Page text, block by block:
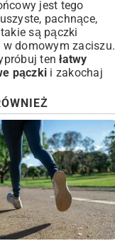
jest tego
pachnące,
są pączki
w domowym zaciszu.
tenłatwy
pączki i zakochaj